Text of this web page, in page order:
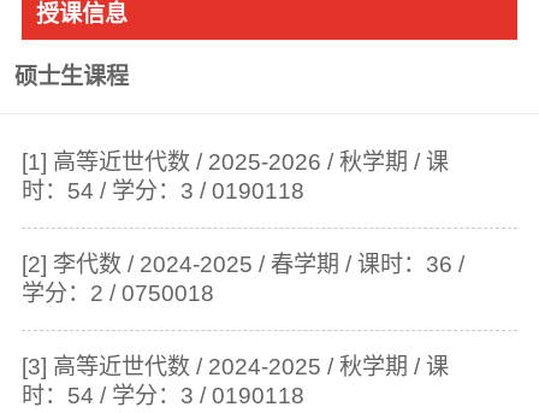
授课信息
硕士生课程
[1] 高等近世代数 / 2025-2026 / 秋学期 / 课
时：54 / 学分：3 / 0190118
[2] 李代数 / 2024-2025 / 春学期 / 课时：36 /
学分：2 / 0750018
[3] 高等近世代数 / 2024-2025 / 秋学期 / 课
时：54 / 学分：3 / 0190118